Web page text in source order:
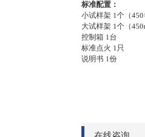
标准配置：
小试样架 1个（
大试样架 1个（
控制箱 1台
标准点火 1只
说明书 1份